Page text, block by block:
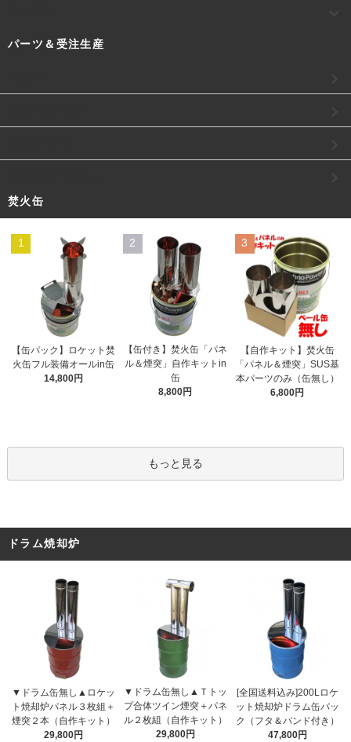
パーツ＆受注生産
焚火缶
1
【缶パック】ロケット焚
火缶フル装備オールin缶
14,800円
2
【缶付き】焚火缶「パネ
ル＆煙突」自作キットin
缶
8,800円
3
【自作キット】焚火缶
「パネル＆煙突」SUS基
本パーツのみ（缶無し）
6,800円
もっと見る
ドラム焼却炉
▼ドラム缶無し▲ロケッ
ト焼却炉パネル３枚組＋
煙突２本（自作キット）
29,800円
▼ドラム缶無し▲Ｔトッ
プ合体ツイン煙突＋パネ
ル２枚組（自作キット）
29,800円
[全国送料込み]200Lロケ
ット焼却炉ドラム缶パッ
ク（フタ＆バンド付き）
47,800円